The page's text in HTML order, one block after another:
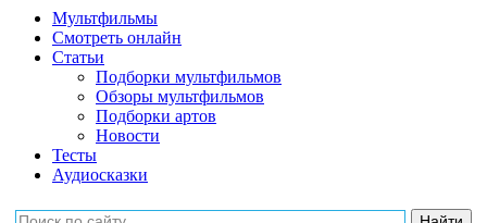
Мультфильмы
Смотреть онлайн
Статьи
Подборки мультфильмов
Обзоры мультфильмов
Подборки артов
Новости
Тесты
Аудиосказки